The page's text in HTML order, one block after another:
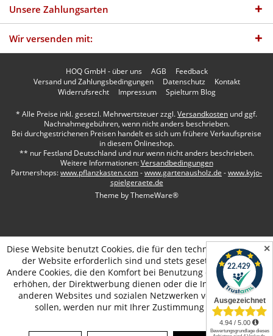
✕
Unsere Zahlungsarten
Wir versenden mit:
HOQ GmbH - über uns AGB
Feedback
Versand und Zahlungsbedingungen
Datenschutz
Kontakt
Widerrufsrecht
Impressum Spielturm Blog
* Alle Preise inkl. gesetzl. Mehrwertsteuer zzgl.Versandkosten und ggf.
Nachnahmegebühren, wenn nicht anders beschrieben.
Bei durchgestrichenen Preisen handelt es sich um frühere Verkaufspreise
in diesem Onlineshop.
** nur Festland Deutschland und nur wenn nicht anders beschrieben.
Weitere Informationen:Versandbedingungen
Partnershops:www.pflanzkasten.com-www.gartenausholz.de -www.kyjo-
spielgeraete.de
Theme byThemeWare®
Diese Website benutzt Cookies, die für den technischen Betrieb
der Website erforderlich sind und stets gesetzt werden.
Andere Cookies, die den Komfort bei Benutzung dieser Website
erhöhen, der Direktwerbung dienen oder die Interaktion mit
anderen Websites und sozialen Netzwerken vereinfachen
sollen, werden nur mit Ihrer Zustimmung gesetzt.